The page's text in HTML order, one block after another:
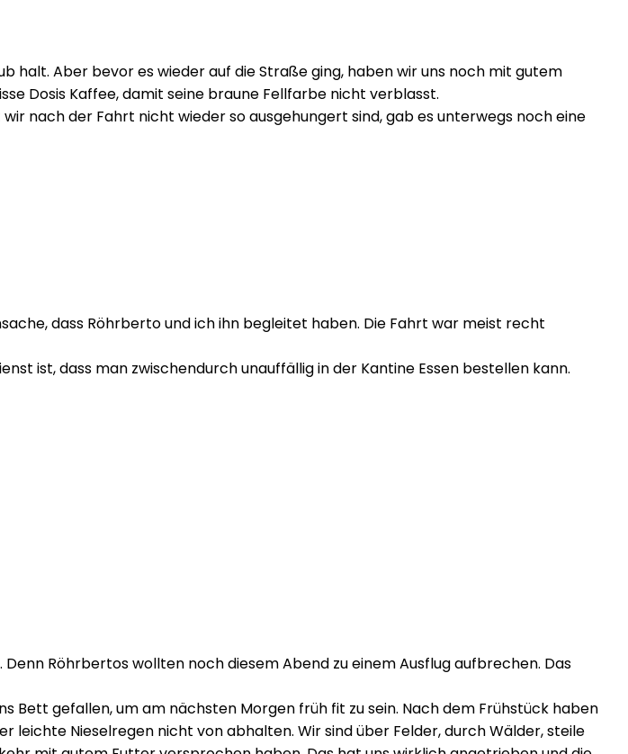
halt. Aber bevor es wieder auf die Straße ging, haben wir uns noch mit gutem
Dosis Kaffee, damit seine braune Fellfarbe nicht verblasst.
nach der Fahrt nicht wieder so ausgehungert sind, gab es unterwegs noch eine
dass Röhrberto und ich ihn begleitet haben. Die Fahrt war meist recht
ist, dass man zwischendurch unauffällig in der Kantine Essen bestellen kann.
Röhrbertos wollten noch diesem Abend zu einem Ausflug aufbrechen. Das
Bett gefallen, um am nächsten Morgen früh fit zu sein. Nach dem Frühstück haben
leichte Nieselregen nicht von abhalten. Wir sind über Felder, durch Wälder, steile